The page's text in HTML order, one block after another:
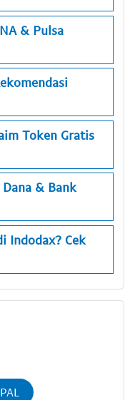
& Pulsa
Token Gratis
& Bank
Indodax? Cek